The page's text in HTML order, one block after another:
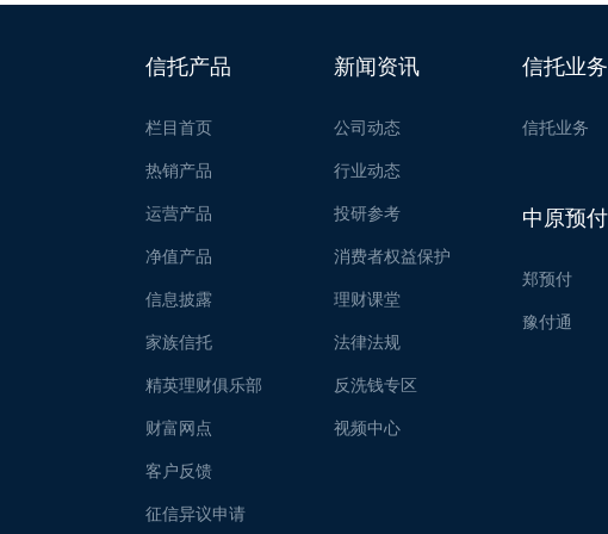
信托产品
栏目首页
热销产品
运营产品
净值产品
信息披露
家族信托
精英理财俱乐部
财富网点
客户反馈
征信异议申请
新闻资讯
公司动态
行业动态
投研参考
消费者权益保护
理财课堂
法律法规
反洗钱专区
视频中心
信托业务
信托业务
中原预付
郑预付
豫付通